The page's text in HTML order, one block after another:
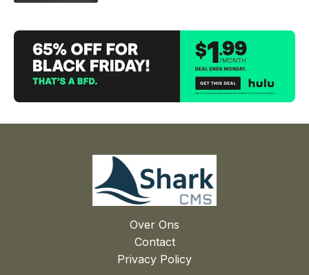
Over Ons
Contact
Privacy Policy